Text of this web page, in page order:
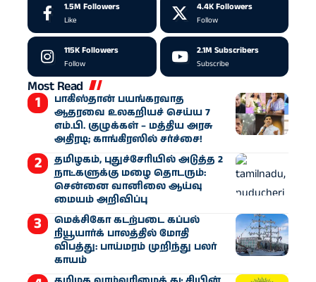
1.5M Followers
Like
4.4K Followers
Follow
115KFollowers
Follow
2.1M Subscribers
Subscribe
Most Read
பாகிஸ்தான் பயங்கரவாத
ஆதரவை உலகறியச் செய்ய 7
எம்.பி. குழுக்கள் – மத்திய அரசு
அதிரடி; காங்கிரஸில் சர்ச்சை!
தமிழகம், புதுச்சேரியில் அடுத்த 2
நாட்களுக்கு மழை தொடரும்:
சென்னை வானிலை ஆய்வு
மையம் அறிவிப்பு
மெக்சிகோ கடற்படை கப்பல்
நியூயார்க் பாலத்தில் மோதி
விபத்து: பாய்மரம் முறிந்து பலர்
காயம்